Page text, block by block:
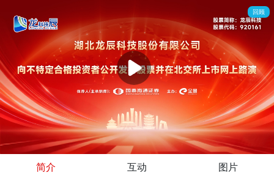
Error occured while playing，(HttpCode-0)there is a network error, possibly due
to HTTPS certificate issues, cross-origin problems, or DNS resolution
failures(manifestLoadError)
Refresh URL Test
code:
uuid:DC4E44FC-A01A-4DD8-8FF1-44381B6BD0E8
requestId(player):
C84ED6BE-FA83-4358-8081-A4E9EF8E2
112
ver:2.34.5
Time:2026-08-07 21:42:01
00:00 / 00:00
回顾
简介 互动 图片